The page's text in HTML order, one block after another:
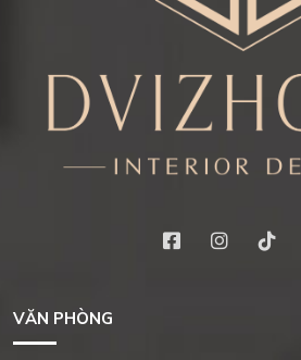
VĂN PHÒNG